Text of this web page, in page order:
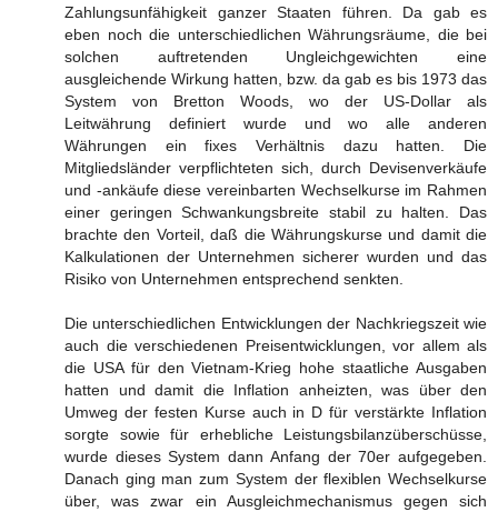
Zahlungsunfähigkeit ganzer Staaten führen. Da gab es
eben noch die unterschiedlichen Währungsräume, die bei
solchen auftretenden Ungleichgewichten eine
ausgleichende Wirkung hatten, bzw. da gab es bis 1973 das
System von Bretton Woods, wo der US-Dollar als
Leitwährung definiert wurde und wo alle anderen
Währungen ein fixes Verhältnis dazu hatten. Die
Mitgliedsländer verpflichteten sich, durch Devisenverkäufe
und -ankäufe diese vereinbarten Wechselkurse im Rahmen
einer geringen Schwankungsbreite stabil zu halten. Das
brachte den Vorteil, daß die Währungskurse und damit die
Kalkulationen der Unternehmen sicherer wurden und das
Risiko von Unternehmen entsprechend senkten.
Die unterschiedlichen Entwicklungen der Nachkriegszeit wie
auch die verschiedenen Preisentwicklungen, vor allem als
die USA für den Vietnam-Krieg hohe staatliche Ausgaben
hatten und damit die Inflation anheizten, was über den
Umweg der festen Kurse auch in D für verstärkte Inflation
sorgte sowie für erhebliche Leistungsbilanzüberschüsse,
wurde dieses System dann Anfang der 70er aufgegeben.
Danach ging man zum System der flexiblen Wechselkurse
über, was zwar ein Ausgleichmechanismus gegen sich